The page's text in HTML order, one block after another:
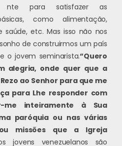
nte para satisfazer as
como alimentação,
saúde, etc. Mas isso não nos
de construirmos um país
o jovem seminarista.“Quero
alegria, onde quer que a
ao Senhor para que me
para Lhe responder com
me inteiramente à Sua
paróquia ou nas várias
missões que a Igreja
jovens venezuelanos são